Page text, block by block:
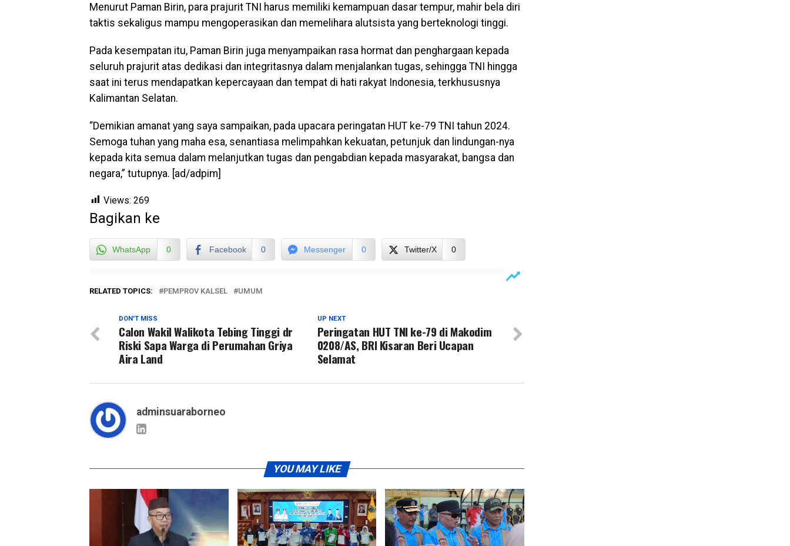
Menurut Paman Birin, para prajurit TNI harus memiliki kemampuan dasar tempur, mahir bela diri
taktis sekaligus mampu mengoperasikan dan memelihara alutsista yang berteknologi tinggi.
Pada kesempatan itu, Paman Birin juga menyampaikan rasa hormat dan penghargaan kepada
seluruh prajurit atas dedikasi dan integritasnya dalam menjalankan tugas, sehingga TNI hingga
saat ini terus mendapatkan kepercayaan dan tempat di hati rakyat Indonesia, terkhususnya
Kalimantan Selatan.
“Demikian amanat yang saya sampaikan, pada upacara peringatan HUT ke-79 TNI tahun 2024.
Semoga tuhan yang maha esa, senantiasa melimpahkan kekuatan, petunjuk dan lindungan-nya
kepada kita semua dalam melanjutkan tugas dan pengabdian kepada masyarakat, bangsa dan
negara,” tutupnya. [ad/adpim]
Views: 269
Bagikan ke
WhatsApp 0 Facebook 0 Messenger 0 Twitter/X 0
RELATED TOPICS: PEMPROV KALSEL UMUM
UP NEXT
Peringatan HUT TNI ke-79 di Makodim
0208/AS, BRI Kisaran Beri Ucapan
Selamat
DON'T MISS
Calon Wakil Walikota Tebing Tinggi dr
Riski Sapa Warga di Perumahan Griya
Aira Land
adminsuaraborneo
YOU MAY LIKE